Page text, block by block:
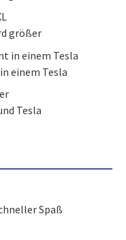
größer
einem Tesla
Tesla
Spaß